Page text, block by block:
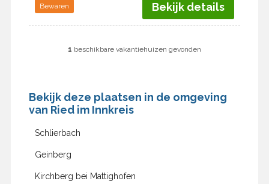
Bewaren Bekijk details
1 beschikbare vakantiehuizen gevonden
Bekijk deze plaatsen in de omgeving
van Ried im Innkreis
Schlierbach
Geinberg
Kirchberg bei Mattighofen